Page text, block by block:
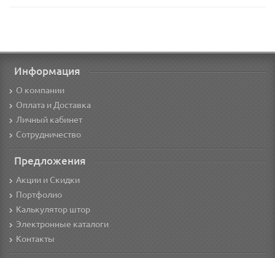
Информация
О компании
Оплата и Доставка
Личный кабинет
Сотрудничество
Предложения
Акции и Скидки
Портфолио
Калькулятор штор
Электронные каталоги
Контакты